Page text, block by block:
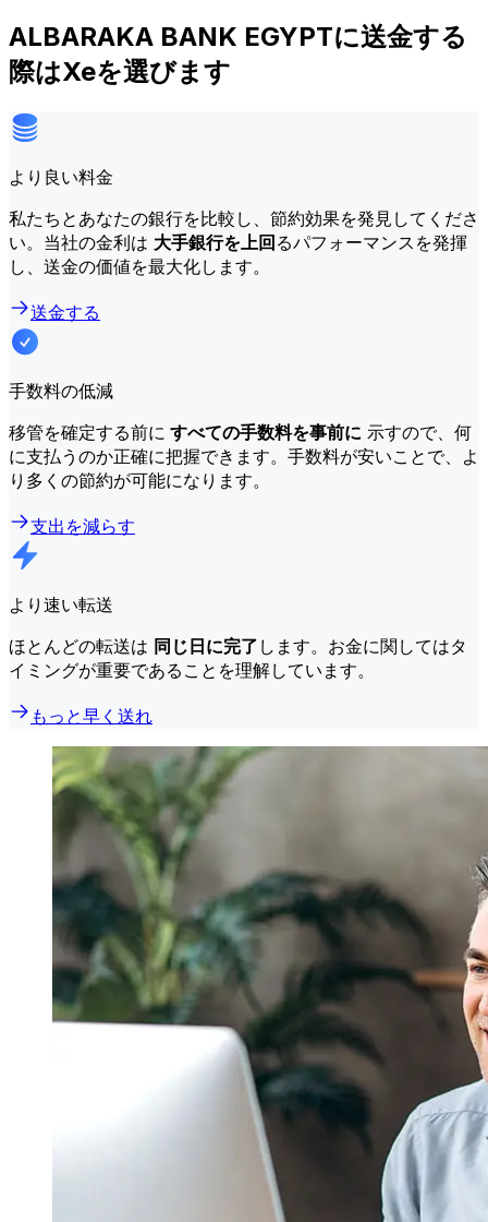
ALBARAKA BANK EGYPTに送金する
際はXeを選びます
より良い料金
私たちとあなたの銀行を比較し、節約効果を発見してくださ
い。当社の金利は 大手銀行を上回るパフォーマンスを発揮
し、送金の価値を最大化します。
送金する
手数料の低減
移管を確定する前に すべての手数料を事前に 示すので、何
に支払うのか正確に把握できます。手数料が安いことで、よ
り多くの節約が可能になります。
支出を減らす
より速い転送
ほとんどの転送は 同じ日に完了 します。お金に関してはタ
イミングが重要であることを理解しています。
もっと早く送れ